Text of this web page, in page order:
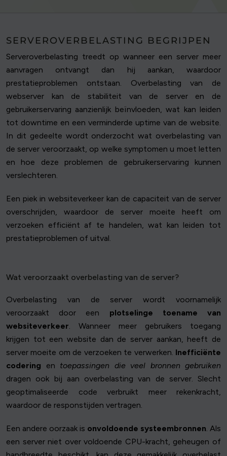
SERVEROVERBELASTING BEGRIJPEN
Serveroverbelasting treedt op wanneer een server meer
aanvragen ontvangt dan hij aankan, waardoor
prestatieproblemen ontstaan. Overbelasting van de
webserver kan de stabiliteit van de server en de
gebruikerservaring aanzienlijk beïnvloeden, wat kan leiden
tot downtime en een verminderde uptime van de website.
In dit gedeelte wordt onderzocht wat overbelasting van
de server veroorzaakt, op welke symptomen u moet letten
en hoe deze problemen de gebruikerservaring kunnen
verslechteren.
Een piek in websiteverkeer kan de capaciteit van de server
overschrijden, waardoor de server moeite heeft om
verzoeken efficiënt af te handelen, wat kan leiden tot
prestatieproblemen of uitval.
Wat veroorzaakt overbelasting van de server?
Overbelasting van de server wordt voornamelijk
veroorzaakt door een plotselinge toename van
websiteverkeer. Wanneer meer gebruikers toegang
krijgen tot een website dan de server aankan, heeft de
server moeite om de verzoeken te verwerken. Inefficiënte
codering en toepassingen die veel bronnen gebruiken
dragen ook bij aan overbelasting van de server. Slecht
geoptimaliseerde code verbruikt meer rekenkracht,
waardoor de responstijden vertragen.
Een andere oorzaak is onvoldoende systeembronnen. Als
een server niet over voldoende CPU-kracht, geheugen of